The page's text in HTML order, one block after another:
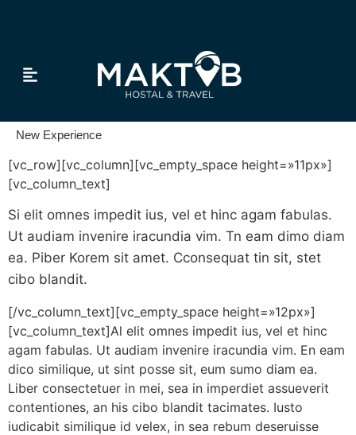
New Experience
[vc_row][vc_column][vc_empty_space height=»11px»]
[vc_column_text]
Si elit omnes impedit ius, vel et hinc agam fabulas.
Ut audiam invenire iracundia vim. Tn eam dimo diam
ea. Piber Korem sit amet. Cconsequat tin sit, stet
cibo blandit.
[/vc_column_text][vc_empty_space height=»12px»]
[vc_column_text]Al elit omnes impedit ius, vel et hinc
agam fabulas. Ut audiam invenire iracundia vim. En eam
dico similique, ut sint posse sit, eum sumo diam ea.
Liber consectetuer in mei, sea in imperdiet assueverit
contentiones, an his cibo blandit tacimates. Iusto
iudicabit similique id velex, in sea rebum deseruisse